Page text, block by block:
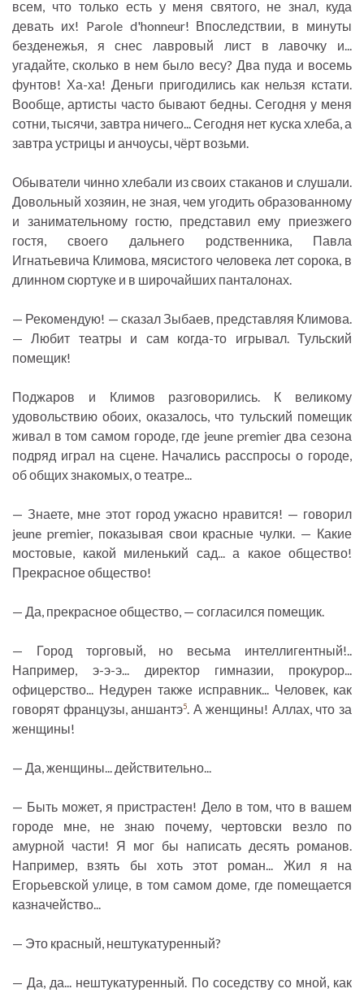
всем, что только есть у меня святого, не знал, куда
девать их! Parole d'honneur! Впоследствии, в минуты
безденежья, я снес лавровый лист в лавочку и...
угадайте, сколько в нем было весу? Два пуда и восемь
фунтов! Ха-ха! Деньги пригодились как нельзя кстати.
Вообще, артисты часто бывают бедны. Сегодня у меня
сотни, тысячи, завтра ничего... Сегодня нет куска хлеба, а
завтра устрицы и анчоусы, чёрт возьми.
Обыватели чинно хлебали из своих стаканов и слушали.
Довольный хозяин, не зная, чем угодить образованному
и занимательному гостю, представил ему приезжего
гостя, своего дальнего родственника, Павла
Игнатьевича Климова, мясистого человека лет сорока, в
длинном сюртуке и в широчайших панталонах.
— Рекомендую! — сказал Зыбаев, представляя Климова.
— Любит театры и сам когда-то игрывал. Тульский
помещик!
Поджаров и Климов разговорились. К великому
удовольствию обоих, оказалось, что тульский помещик
живал в том самом городе, где jeune premier два сезона
подряд играл на сцене. Начались расспросы о городе,
об общих знакомых, о театре...
— Знаете, мне этот город ужасно нравится! — говорил
jeune premier, показывая свои красные чулки. — Какие
мостовые, какой миленький сад... а какое общество!
Прекрасное общество!
— Да, прекрасное общество, — согласился помещик.
— Город торговый, но весьма интеллигентный!..
Например, э-э-э... директор гимназии, прокурор...
офицерство... Недурен также исправник... Человек, как
говорят французы, аншантэ5. А женщины! Аллах, что за
женщины!
— Да, женщины... действительно...
— Быть может, я пристрастен! Дело в том, что в вашем
городе мне, не знаю почему, чертовски везло по
амурной части! Я мог бы написать десять романов.
Например, взять бы хоть этот роман... Жил я на
Егорьевской улице, в том самом доме, где помещается
казначейство...
— Это красный, нештукатуренный?
— Да, да... нештукатуренный. По соседству со мной, как